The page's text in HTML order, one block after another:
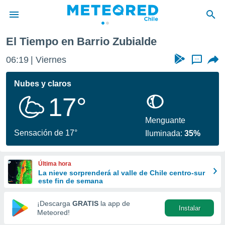
de
por
se
calidad.
a este
las
y
forma
digital
basada
El Tiempo en Barrio Zubialde
06:19 Viernes ...
Nubes y claros
17°
Sensación de 17°
Menguante
Iluminada:35%
Última hora
La nieve sorprenderá al valle de Chile centro-sur
este fin de semana
¡Descarga GRATIS la app de
Meteored!
Instalar